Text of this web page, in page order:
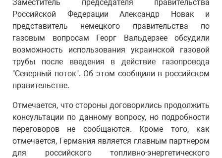
Заместитель председателя правительства
Российской Федерации Александр Новак и
представитель немецкого правительства по
газовым вопросам Георг Вальдерзее обсудили
возможность использования украинской газовой
трубы после введения в действие газопровода
"Северный поток". Об этом сообщили в российском
правительстве.
Отмечается, что стороны договорились продолжить
консультации по данному вопросу, но подробности
переговоров не сообщаются. Кроме того, как
отмечается, Германия является главным партнером
для российского топливно-энергетического